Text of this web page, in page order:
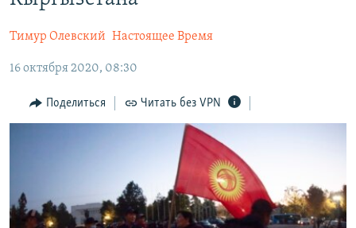
ВернутсяИНТЕРАКТИВ
ИНФОГРАФИКА
ТЕЛЕПРОЕКТ КРЫМ.РЕАЛИИ
ПОБЕДИТЕЛЕЙ НЕ СУДЯТ?
КРЫМ.НЕПОКОРЕННЫЙ
РАДІО СВОБОДА
КАК ОБОЙТИ БЛОКИРОВКУ
Тимур Олевский Настоящее Время
16 октября 2020, 08:30
Поделиться Читать без VPN